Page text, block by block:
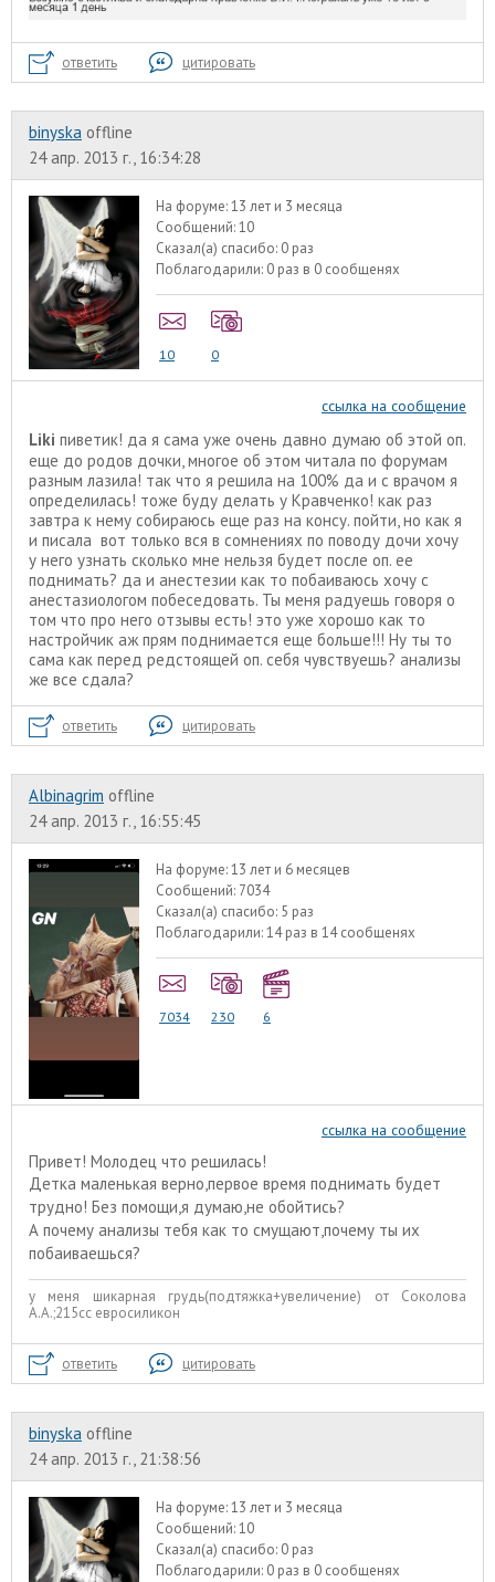
ответить цитировать
binyska offline
24 апр. 2013 г., 16:34:28
На форуме:13 лет и 3 месяца
Сообщений:10
Сказал(а) спасибо: 0 раз
Поблагодарили: 0 раз в 0 сообщенях
10 0
ссылка на сообщение
Liki пиветик! да я сама уже очень давно думаю об этой оп.
еще до родов дочки, многое об этом читала по форумам
разным лазила! так что я решила на 100% да и с врачом я
определилась! тоже буду делать у Кравченко! как раз
завтра к нему собираюсь еще раз на консу. пойти, но как я
и писала вот только вся в сомнениях по поводу дочи хочу
у него узнать сколько мне нельзя будет после оп. ее
поднимать? да и анестезии как то побаиваюсь хочу с
анестазиологом побеседовать. Ты меня радуешь говоря о
том что про него отзывы есть! это уже хорошо как то
настройчик аж прям поднимается еще больше!!! Ну ты то
сама как перед редстоящей оп. себя чувствуешь? анализы
же все сдала?
ответить цитировать
Albinagrim offline
24 апр. 2013 г., 16:55:45
На форуме:13 лет и 6 месяцев
Сообщений: 7034
Сказал(а) спасибо: 5 раз
Поблагодарили:14 раз в 14 сообщенях
7034 230 6
ссылка на сообщение
Привет! Молодец что решилась!
Детка маленькая верно,первое время поднимать будет
трудно! Без помощи,я думаю,не обойтись?
А почему анализы тебя как то смущают,почему ты их
побаиваешься?
у меня шикарная грудь(подтяжка+увеличение) от Соколова
А.А.;215сс евросиликон
ответить цитировать
binyska offline
24 апр. 2013 г., 21:38:56
На форуме:13 лет и 3 месяца
Сообщений:10
Сказал(а) спасибо: 0 раз
Поблагодарили: 0 раз в 0 сообщенях